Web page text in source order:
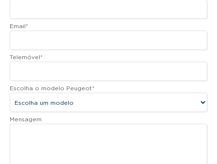
Email*
Telemóvel*
Escolha o modelo Peugeot*
Mensagem